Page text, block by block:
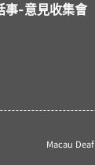
事-意見收集會
Macau